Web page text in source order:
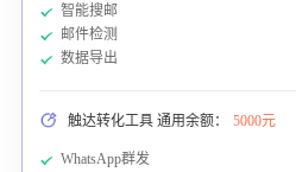
智能搜邮
邮件检测
数据导出
触达转化工具 通用余额： 5000元
WhatsApp群发